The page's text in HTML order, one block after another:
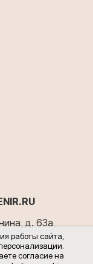
работы сайта,
согласие на
д. 63а,